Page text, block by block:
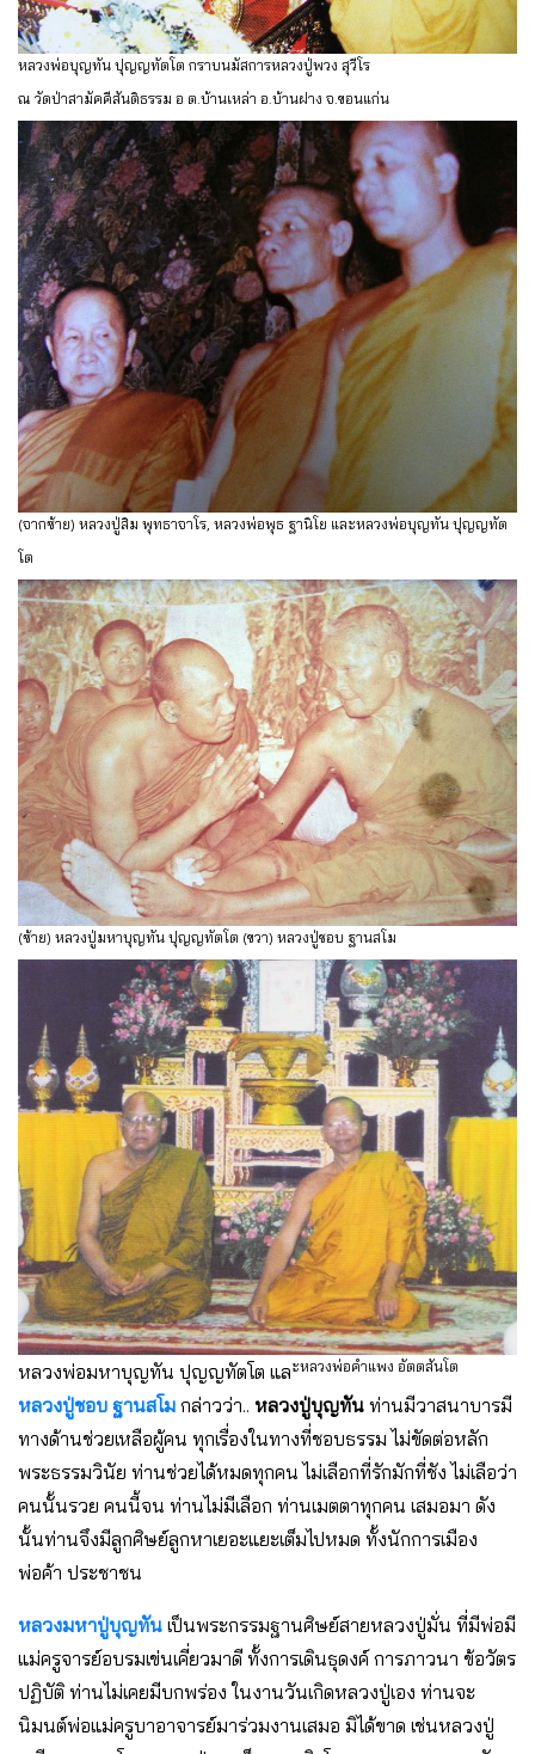
หลวงพ่อบุญทัน ปุญญทัตโต กราบนมัสการหลวงปู่พวง สุวีโร
ณ วัดป่าสามัคคีสันติธรรม อ ต.บ้านเหล่า อ.บ้านฝาง จ.ขอนแก่น
(จากซ้าย) หลวงปู่สิม พุทธาจาโร, หลวงพ่อพุธ ฐานิโย และหลวงพ่อบุญทัน ปุญญทัต
โต
(ซ้าย) หลวงปู่มหาบุญทัน ปุญญทัตโต (ขวา) หลวงปู่ชอบ ฐานสโม
หลวงพ่อมหาบุญทัน ปุญญทัตโต และหลวงพ่อคำแพง อัตตสันโต
หลวงปู่ชอบ ฐานสโม กล่าวว่า.. หลวงปู่บุญทัน ท่านมีวาสนาบารมี
ทางด้านช่วยเหลือผู้คน ทุกเรื่องในทางที่ชอบธรรม ไม่ขัดต่อหลัก
พระธรรมวินัย ท่านช่วยได้หมดทุกคน ไม่เลือกที่รักมักที่ชัง ไม่เลือว่า
คนนั้นรวย คนนี้จน ท่านไม่มีเลือก ท่านเมตตาทุกคน เสมอมา ดัง
นั้นท่านจึงมีลูกศิษย์ลูกหาเยอะแยะเต็มไปหมด ทั้งนักการเมือง
พ่อค้า ประชาชน
หลวงมหาปู่บุญทัน เป็นพระกรรมฐานศิษย์สายหลวงปู่มั่น ที่มีพ่อมี
แม่ครูจารย์อบรมเข่นเคี่ยวมาดี ทั้งการเดินธุดงค์ การภาวนา ข้อวัตร
ปฏิบัติ ท่านไม่เคยมีบกพร่อง ในงานวันเกิดหลวงปู่เอง ท่านจะ
นิมนต์พ่อแม่ครูบาอาจารย์มาร่วมงานเสมอ มิได้ขาด เช่นหลวงปู่